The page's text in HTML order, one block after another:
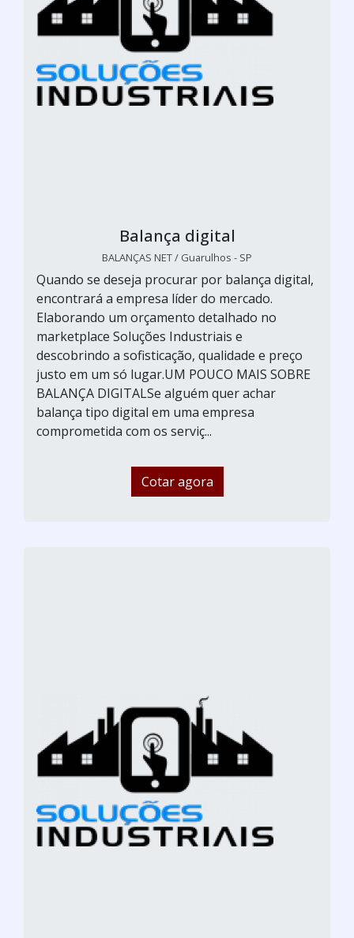
Balança digital
BALANÇAS NET / Guarulhos - SP
Quando se deseja procurar por balança digital,
encontrará a empresa líder do mercado.
Elaborando um orçamento detalhado no
marketplace Soluções Industriais e
descobrindo a sofisticação, qualidade e preço
justo em um só lugar.UM POUCO MAIS SOBRE
BALANÇA DIGITALSe alguém quer achar
balança tipo digital em uma empresa
comprometida com os serviç...
Cotar agora